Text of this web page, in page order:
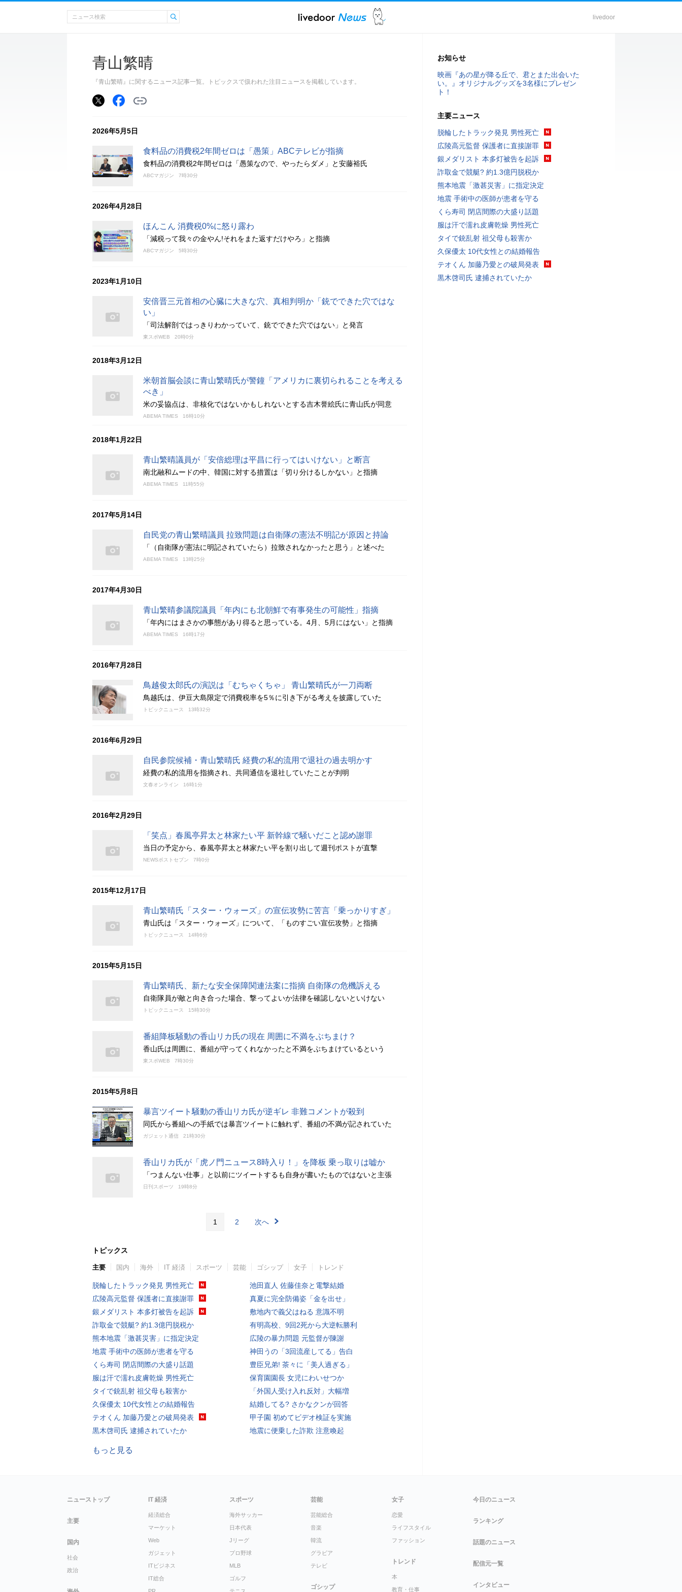
livedoor
青山繁晴
『青山繁晴』に関するニュース記事一覧。トピックスで扱われた注目ニュースを掲載しています。
2026年5月5日
食料品の消費税2年間ゼロは「愚策」ABCテレビが指摘
食料品の消費税2年間ゼロは「愚策なので、やったらダメ」と安藤裕氏
ABCマガジン 7時30分
2026年4月28日
ほんこん 消費税0%に怒り露わ
「減税って我々の金やん!それをまた返すだけやろ」と指摘
ABCマガジン 5時30分
2023年1月10日
安倍晋三元首相の心臓に大きな穴、真相判明か「銃でできた穴ではな
い」
「司法解剖ではっきりわかっていて、銃でできた穴ではない」と発言
東スポWEB 20時0分
2018年3月12日
米朝首脳会談に青山繁晴氏が警鐘「アメリカに裏切られることを考える
べき」
米の妥協点は、非核化ではないかもしれないとする吉木誉絵氏に青山氏が同意
ABEMA TIMES 16時10分
2018年1月22日
青山繁晴議員が「安倍総理は平昌に行ってはいけない」と断言
南北融和ムードの中、韓国に対する措置は「切り分けるしかない」と指摘
ABEMA TIMES 11時55分
2017年5月14日
自民党の青山繁晴議員 拉致問題は自衛隊の憲法不明記が原因と持論
「（自衛隊が憲法に明記されていたら）拉致されなかったと思う」と述べた
ABEMA TIMES 13時25分
2017年4月30日
青山繁晴参議院議員「年内にも北朝鮮で有事発生の可能性」指摘
「年内にはまさかの事態があり得ると思っている。4月、5月にはない」と指摘
ABEMA TIMES 16時17分
2016年7月28日
鳥越俊太郎氏の演説は「むちゃくちゃ」 青山繁晴氏が一刀両断
鳥越氏は、伊豆大島限定で消費税率を5％に引き下がる考えを披露していた
トピックニュース 13時32分
2016年6月29日
自民参院候補・青山繁晴氏 経費の私的流用で退社の過去明かす
経費の私的流用を指摘され、共同通信を退社していたことが判明
文春オンライン 16時1分
2016年2月29日
「笑点」春風亭昇太と林家たい平 新幹線で騒いだこと認め謝罪
当日の予定から、春風亭昇太と林家たい平を割り出して週刊ポストが直撃
NEWSポストセブン 7時0分
2015年12月17日
青山繁晴氏「スター・ウォーズ」の宣伝攻勢に苦言「乗っかりすぎ」
青山氏は「スター・ウォーズ」について、「ものすごい宣伝攻勢」と指摘
トピックニュース 14時6分
2015年5月15日
青山繁晴氏、新たな安全保障関連法案に指摘 自衛隊の危機訴える
自衛隊員が敵と向き合った場合、撃ってよいか法律を確認しないといけない
トピックニュース 15時30分
番組降板騒動の香山リカ氏の現在 周囲に不満をぶちまけ？
香山氏は周囲に、番組が守ってくれなかったと不満をぶちまけているという
東スポWEB 7時30分
2015年5月8日
暴言ツイート騒動の香山リカ氏が逆ギレ 非難コメントが殺到
同氏から番組への手紙では暴言ツイートに触れず、番組の不満が記されていた
ガジェット通信 21時30分
香山リカ氏が「虎ノ門ニュース8時入り！」を降板 乗っ取りは嘘か
「つまんない仕事」と以前にツイートするも自身が書いたものではないと主張
日刊スポーツ 19時8分
1 2 次へ
トピックス
主要 国内 海外 IT 経済 スポーツ 芸能 ゴシップ 女子 トレンド
脱輪したトラック発見 男性死亡
広陵高元監督 保護者に直接謝罪
銀メダリスト 本多灯被告を起訴
詐取金で競艇? 約1.3億円脱税か
熊本地震「激甚災害」に指定決定
地震 手術中の医師が患者を守る
くら寿司 閉店間際の大盛り話題
服は汗で濡れ皮膚乾燥 男性死亡
タイで銃乱射 祖父母も殺害か
久保優太 10代女性との結婚報告
テオくん 加藤乃愛との破局発表
黒木啓司氏 逮捕されていたか
池田直人 佐藤佳奈と電撃結婚
真夏に完全防備姿「金を出せ」
敷地内で義父はねる 意識不明
有明高校、9回2死から大逆転勝利
広陵の暴力問題 元監督が陳謝
神田うの「3回流産してる」告白
豊臣兄弟! 茶々に「美人過ぎる」
保育園園長 女児にわいせつか
「外国人受け入れ反対」大幅増
結婚してる? さかなクンが回答
甲子園 初めてビデオ検証を実施
地震に便乗した詐欺 注意喚起
もっと見る
お知らせ
映画『あの星が降る丘で、君とまた出会いた
い。』オリジナルグッズを3名様にプレゼン
ト！
主要ニュース
脱輪したトラック発見 男性死亡
広陵高元監督 保護者に直接謝罪
銀メダリスト 本多灯被告を起訴
詐取金で競艇? 約1.3億円脱税か
熊本地震「激甚災害」に指定決定
地震 手術中の医師が患者を守る
くら寿司 閉店間際の大盛り話題
服は汗で濡れ皮膚乾燥 男性死亡
タイで銃乱射 祖父母も殺害か
久保優太 10代女性との結婚報告
テオくん 加藤乃愛との破局発表
黒木啓司氏 逮捕されていたか
ニューストップ
主要
国内
社会
政治
IT 経済
経済総合
マーケット
Web
ガジェット
ITビジネス
IT総合
スポーツ
海外サッカー
日本代表
Jリーグ
プロ野球
MLB
ゴルフ
芸能
芸能総合
音楽
韓流
グラビア
テレビ
ゴシップ
女子
恋愛
ライフスタイル
ファッション
トレンド
本
教育・仕事
今日のニュース
ランキング
話題のニュース
配信元一覧
インタビュー